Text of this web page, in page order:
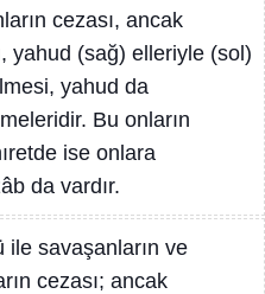
cezası, ancak
yahud (sağ) elleriyle (sol)
yahud da
Bu onların
ise onlara
da vardır.
ile savaşanların ve
cezası; ancak